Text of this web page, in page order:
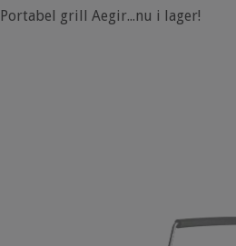
Portabel grill Aegir...nu i lager!